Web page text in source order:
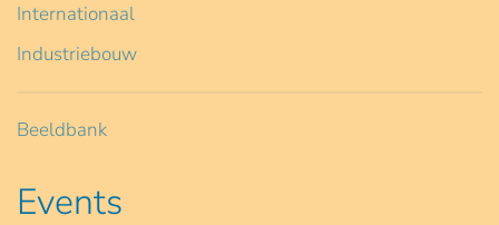
Internationaal
Industriebouw
Beeldbank
Events